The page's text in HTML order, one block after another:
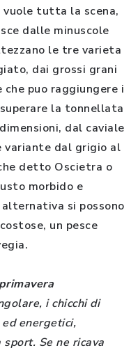
tutta la scena,
dalle minuscole
le tre varieta
dai grossi grani
puo raggiungere i
la tonnellata
dal caviale
variante dal grigio al
detto Oscietra o
morbido e
si possono
un pesce
i chicchi di
energetici,
Se ne ricava